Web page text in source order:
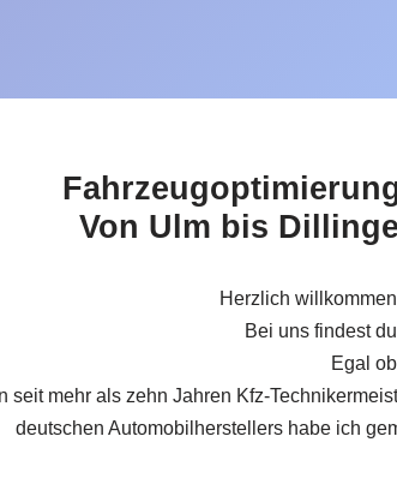
Von Ulm bis
Herzlich
Bei uns findest
Egal
seit mehr als zehn Jahren Kfz-
deutschen Automobilherstellers habe ich